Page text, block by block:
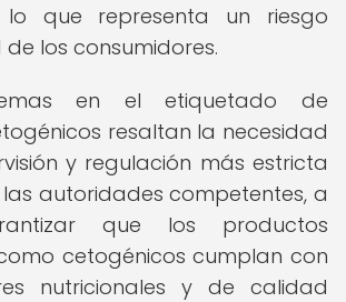
lo que representa un riesgo
los consumidores.
en el etiquetado de
resaltan la necesidad
y regulación más estricta
autoridades competentes, a
que los productos
cetogénicos cumplan con
nutricionales y de calidad